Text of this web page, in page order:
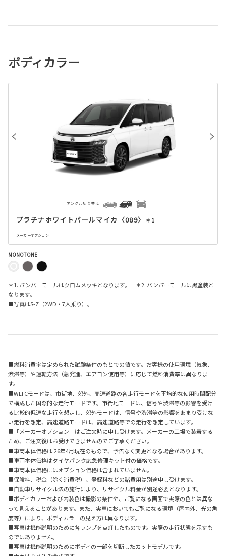
ボディカラー
プラチナホワイトパールマイカ〈089〉 ＊1
メーカーオプション
アングル切り替え
MONOTONE
＊1. バンパーモールはクロムメッキとなります。 ＊2. バンパーモールは黒塗装と
なります。
■写真はS-Z （2WD ・ 7人乗り）。
■燃料消費率は定められた試験条件のもとでの値です。お客様の使用環境（気象、
渋滞等）や運転方法（急発進、エアコン使用等）に応じて燃料消費率は異なりま
す。
■WLTCモードは、市街地、郊外、高速道路の各走行モードを平均的な使用時間配分
で構成した国際的な走行モードです。市街地モードは、信号や渋滞等の影響を受け
る比較的低速な走行を想定し、郊外モードは、信号や渋滞等の影響をあまり受けな
い走行を想定、高速道路モードは、高速道路等での走行を想定しています。
■「メーカーオプション」はご注文時に申し受けます。メーカーの工場で装着する
ため、ご注文後はお受けできませんのでご了承ください。
■車両本体価格は'26年4月現在のもので、予告なく変更となる場合があります。
■車両本体価格はタイヤパンク応急修理キット付の価格です。
■車両本体価格にはオプション価格は含まれていません。
■保険料、税金（除く消費税）、登録料などの諸費用は別途申し受けます。
■自動車リサイクル法の施行により、リサイクル料金が別途必要となります。
■ボディカラーおよび内装色は撮影の条件や、ご覧になる画面で実際の色とは異な
って見えることがあります。また、実車においてもご覧になる環境（屋内外、光の角
度等）により、ボディカラーの見え方は異なります。
■写真は機能説明のために各ランプを点灯したものです。実際の走行状態を示すも
のではありません。
■写真は機能説明のためにボディの一部を切断したカットモデルです。